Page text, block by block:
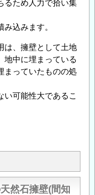
るため人力で拾い集
込みます。
は、擁壁として土地
地中に埋まっている
まっていたものの処
い可能性大であるこ
然石擁壁(間知